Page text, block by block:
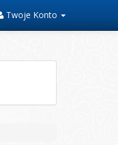
Twoje Konto